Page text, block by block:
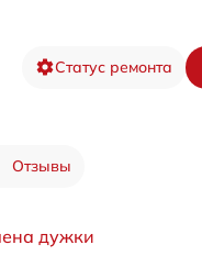
Статус ремонта
Отзывы
дужки